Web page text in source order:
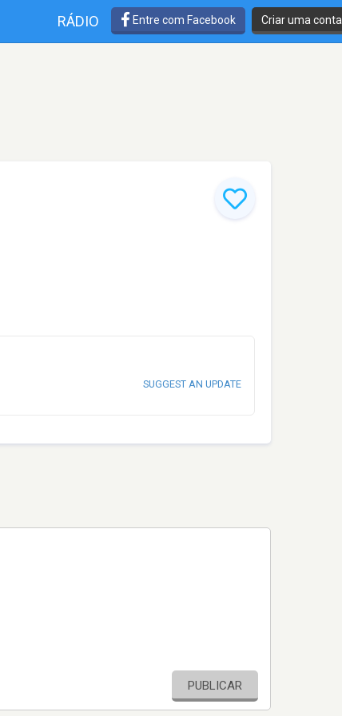
RÁDIO Entre com Facebook Criar uma conta
SUGGEST AN UPDATE
PUBLICAR